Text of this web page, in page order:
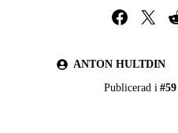
Dela påDela på
ANTON HULTDIN
Publicerad i #59